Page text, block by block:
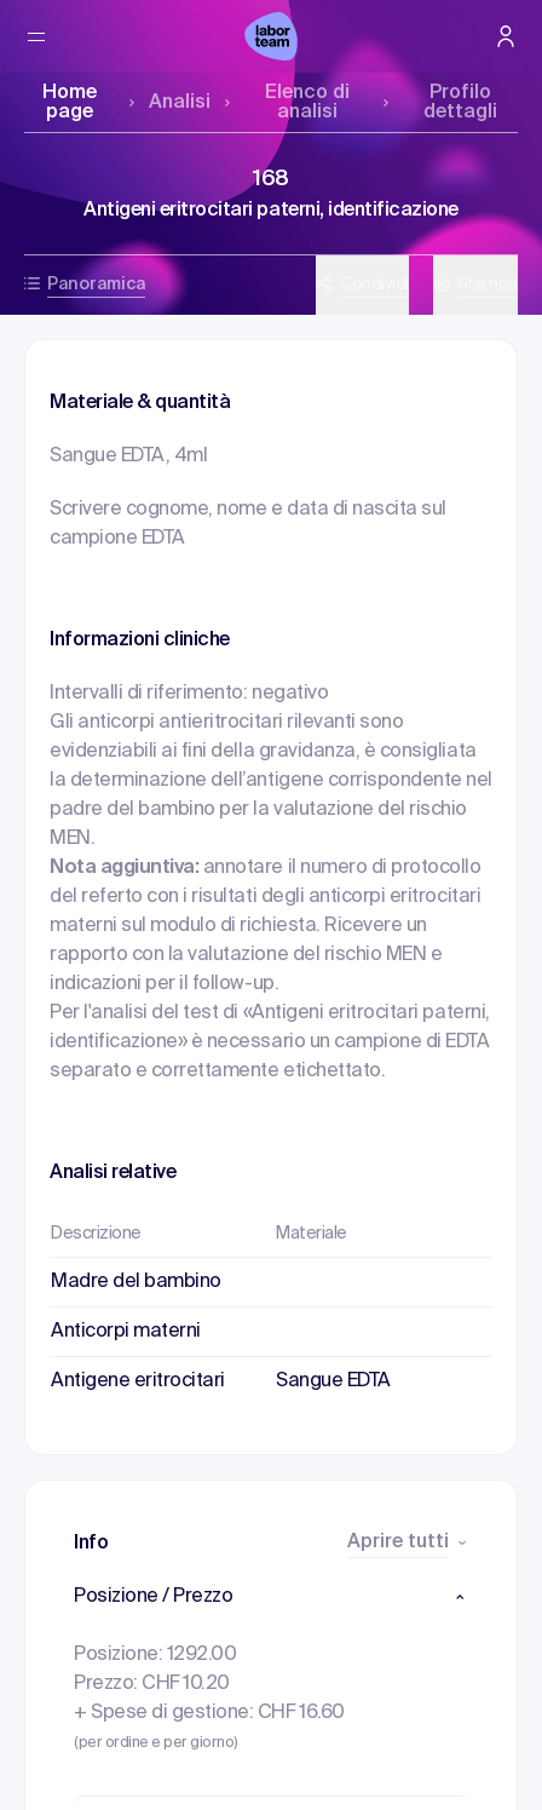
Home
page
Analisi
Elenco di
analisi
Profilo
dettagli
Panoramica
168
Antigeni eritrocitari paterni, identificazione
Materiale & quantità
Sangue EDTA, 4ml
Scrivere cognome, nome e data di nascita sul
campione EDTA
Informazioni cliniche
Intervalli di riferimento: negativo
Gli anticorpi antieritrocitari rilevanti sono
evidenziabili ai fini della gravidanza, è consigliata
la determinazione dell’antigene corrispondente nel
padre del bambino per la valutazione del rischio
MEN.
Nota aggiuntiva:annotare il numero di protocollo
del referto con i risultati degli anticorpi eritrocitari
materni sul modulo di richiesta. Ricevere un
rapporto con la valutazione del rischio MEN e
indicazioni per il follow-up.
Per l'analisi del test di «Antigeni eritrocitari paterni,
identificazione» è necessario un campione di EDTA
separato e correttamente etichettato.
Analisi relative
Descrizione Materiale
Madre del bambino
Anticorpi materni
Antigene eritrocitari Sangue EDTA
Info Aprire tutti
Posizione / Prezzo
Posizione: 1292.00
Prezzo: CHF 10.20
+ Spese di gestione: CHF 16.60
(per ordine e per giorno)